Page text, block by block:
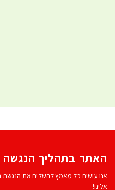
האתר בתהליך הנגשה
אנו עושים כל מאמץ להשלים את
אלינו!